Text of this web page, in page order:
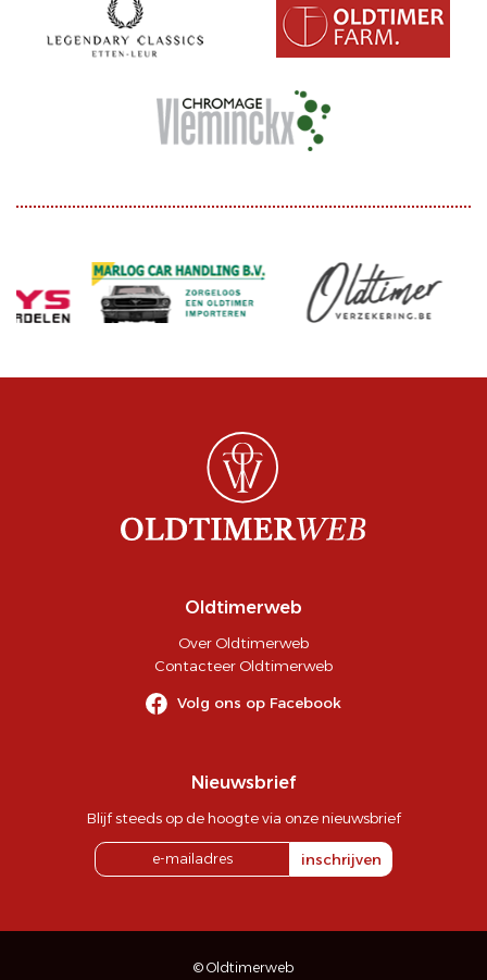
Oldtimerweb
Over Oldtimerweb
Contacteer Oldtimerweb
Volg ons op Facebook
Nieuwsbrief
Blijf steeds op de hoogte via onze nieuwsbrief
inschrijven
© Oldtimerweb